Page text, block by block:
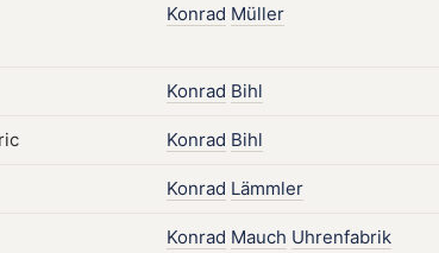
Konrad Müller
Konrad Bihl
Konrad Bihl
Konrad Lämmler
Konrad Mauch Uhrenfabrik